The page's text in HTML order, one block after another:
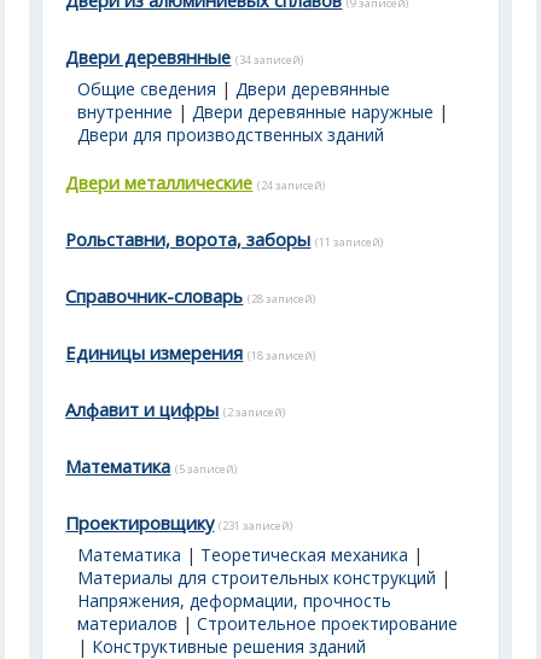
Двери деревянные (34 записей)
Общие сведения |Двери деревянные
внутренние |Двери деревянные наружные |
Двери для производственных зданий
Двери металлические (24 записей)
Рольставни, ворота, заборы (11 записей)
Справочник-словарь (28 записей)
Единицы измерения (18 записей)
Алфавит и цифры (2 записей)
Математика (5 записей)
Проектировщику (231 записей)
Математика | Теоретическая механика |
Материалы для строительных конструкций |
Напряжения, деформации, прочность
материалов |Строительное проектирование
| Конструктивные решения зданий